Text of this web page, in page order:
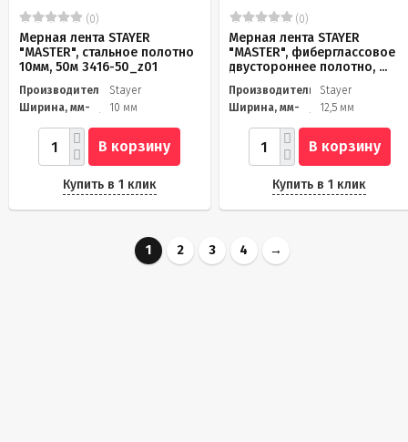
(0)
Мерная лента STAYER
"MASTER", стальное полотно
10мм, 50м 3416-50_z01
Производитель
Stayer
Ширина, мм-
10 мм
В корзину
Купить в 1 клик
(0)
Мерная лента STAYER
"MASTER", фиберглассовое
двустороннее полотно, ...
Производитель
Stayer
Ширина, мм-
12,5 мм
В корзину
Купить в 1 клик
1 2 3 4 →